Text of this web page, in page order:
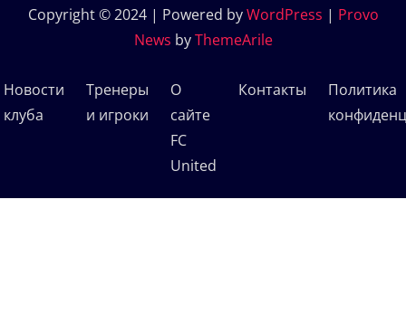
Copyright © 2024 | Powered byWordPress | Provo
News byThemeArile
Новости
клуба
Тренеры
и игроки
О
сайте
FC
United
Контакты
Политика